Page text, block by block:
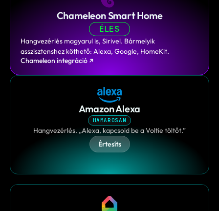
Chameleon Smart Home
ÉLES
Hangvezérlés magyarul is, Sirivel. Bármelyik
asszisztenshez köthető: Alexa, Google, HomeKit.
Chameleon integráció ↗
Amazon Alexa
HAMAROSAN
Hangvezérlés. „Alexa, kapcsold be a Voltie töltőt.”
Értesíts